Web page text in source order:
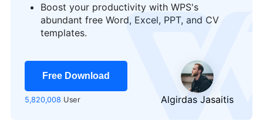
Boost your productivity with WPS's
abundant free Word, Excel, PPT, and CV
templates.
Free Download
5,820,008 User Algirdas Jasaitis
logo